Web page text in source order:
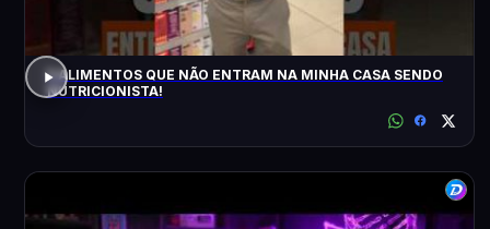
5 ALIMENTOS QUE NÃO ENTRAM NA MINHA CASA SENDO
NUTRICIONISTA!